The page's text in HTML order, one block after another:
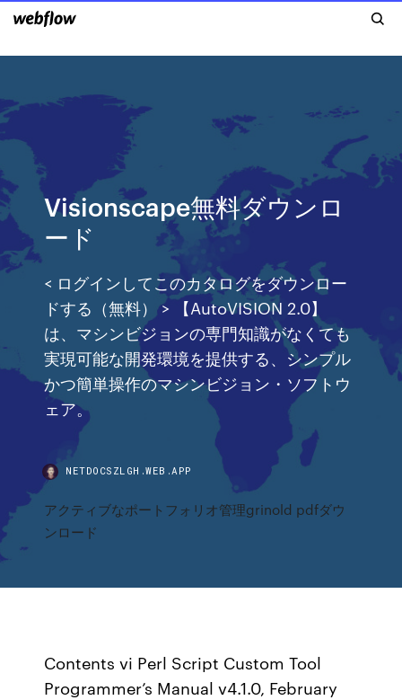
Visionscape無料ダウンロ
ード
< ログインしてこのカタログをダウンロー
ドする（無料） > 【AutoVISION 2.0】
は、マシンビジョンの専門知識がなくても
実現可能な開発環境を提供する、シンプル
かつ簡単操作のマシンビジョン・ソフトウ
ェア。
NETDOCSZLGH.WEB.APP
アクティブなポートフォリオ管理grinold pdfダウ
ンロード
Contents vi Perl Script Custom Tool
Programmer’s Manual v4.1.0, February